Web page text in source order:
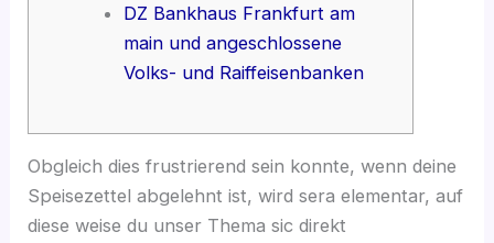
DZ Bankhaus Frankfurt am
main und angeschlossene
Volks- und Raiffeisenbanken
Obgleich dies frustrierend sein konnte, wenn deine
Speisezettel abgelehnt ist, wird sera elementar, auf
diese weise du unser Thema sic direkt